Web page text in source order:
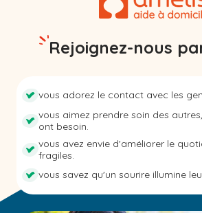
Rejoignez-nous
vous adorez le contact avec les
vous aimez prendre soin des
ont besoin.
vous avez envie d'améliorer le
fragiles.
vous savez qu'un sourire illumine